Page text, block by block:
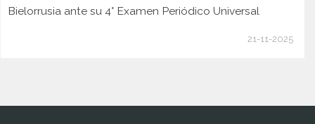
Bielorrusia ante su 4° Examen Periódico Universal
21-11-2025